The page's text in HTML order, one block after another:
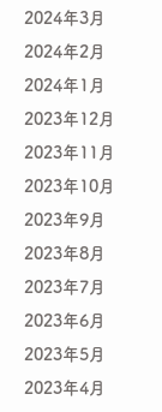
2024年3月
2024年2月
2024年1月
2023年12月
2023年11月
2023年10月
2023年9月
2023年8月
2023年7月
2023年6月
2023年5月
2023年4月